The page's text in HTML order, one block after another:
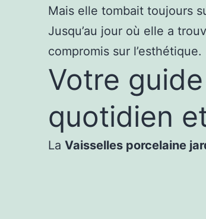
Mais elle tombait toujours
Jusqu’au jour où elle a
compromis sur l’esthétique.
Votre
quotidien
La Vaisselles porcelaine